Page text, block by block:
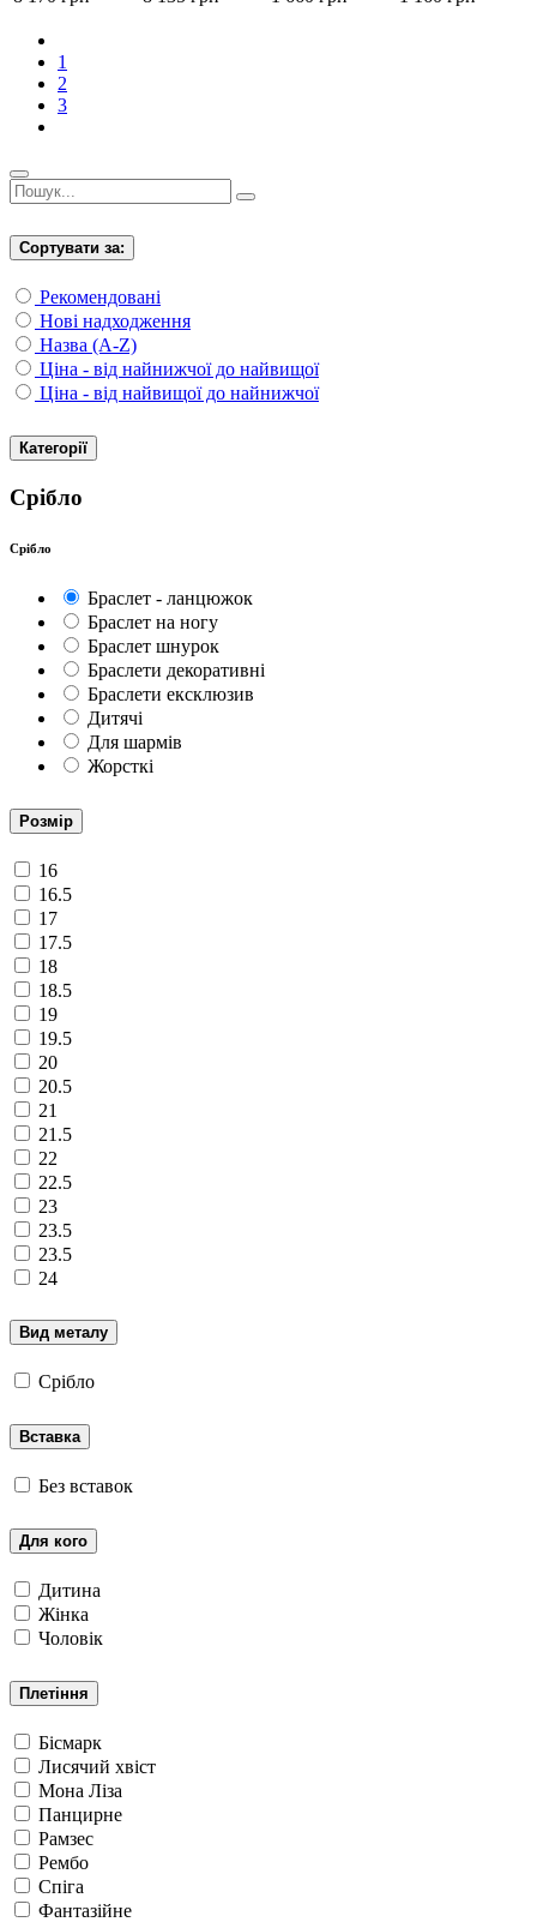
1
2
3
Сортувати за:
Рекомендовані
Нові надходження
Назва (A-Z)
Ціна - від найнижчої до найвищої
Ціна - від найвищої до найнижчої
Категорії
Срібло
Срібло
Браслет - ланцюжок
Браслет на ногу
Браслет шнурок
Браслети декоративні
Браслети ексклюзив
Дитячі
Для шармів
Жорсткі
Розмір
16
16.5
17
17.5
18
18.5
19
19.5
20
20.5
21
21.5
22
22.5
23
23.5
23.5
24
Вид металу
Срібло
Вставка
Без вставок
Для кого
Дитина
Жінка
Чоловік
Плетіння
Бісмарк
Лисячий хвіст
Мона Ліза
Панцирне
Рамзес
Рембо
Спіга
Фантазійне